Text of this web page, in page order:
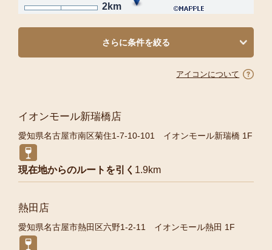
2km
さらに条件を絞る
アイコンについて
イオンモール新瑞橋店
愛知県名古屋市南区菊住1-7-10-101 イオンモール新瑞橋 1F
現在地からのルートを引く 1.9km
熱田店
愛知県名古屋市熱田区六野1-2-11 イオンモール熱田 1F